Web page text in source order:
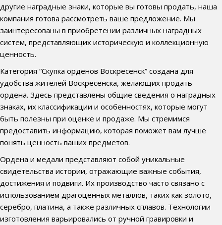
другие наградные знаки, которые вы готовы продать, наша
компания готова рассмотреть ваше предложение. Мы
заинтересованы в приобретении различных наградных
систем, представляющих историческую и коллекционную
ценность.
Категория “Скупка орденов Воскресенск” создана для
удобства жителей Воскресенска, желающих продать
ордена. Здесь представлены общие сведения о наградных
знаках, их классификации и особенностях, которые могут
быть полезны при оценке и продаже. Мы стремимся
предоставить информацию, которая поможет вам лучше
понять ценность ваших предметов.
Ордена и медали представляют собой уникальные
свидетельства истории, отражающие важные события,
достижения и подвиги. Их производство часто связано с
использованием драгоценных металлов, таких как золото,
серебро, платина, а также различных сплавов. Технологии
изготовления варьировались от ручной гравировки и